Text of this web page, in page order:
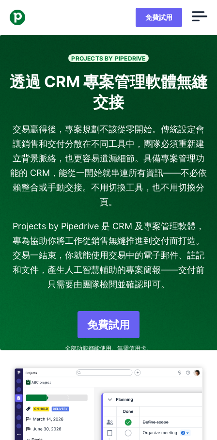
免費試用
PROJECTS BY PIPEDRIVE
透過 CRM 專案管理軟體無縫
交接
交易贏得後，專案規劃不該從零開始。傳統設定會
讓銷售和交付分散在不同工具中，團隊必須重新建
立背景脈絡，也更容易遺漏細節。具備專案管理功
能的 CRM，能從一開始就串連所有資訊——不必依
賴整合或手動交接。不用切換工具，也不用切換分
頁。
Projects by Pipedrive 是 CRM 及專案管理軟體，
專為協助你將工作從銷售無縫推進到交付而打造。
交易一結束，你就能使用交易中的電子郵件、註記
和文件，產生人工智慧輔助的專案簡報——交付前
只需要由團隊檢閱並確認即可。
免費試用
在新視窗開啟
全部功能都能使用。無需信用卡。